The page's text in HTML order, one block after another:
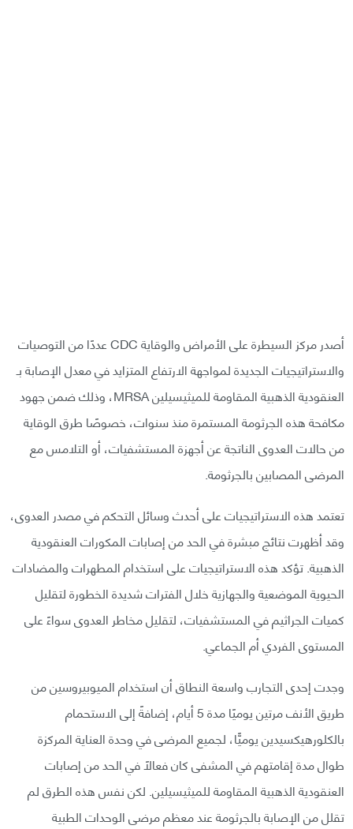
أصدر مركز السيطرة على الأمراض والوقاية CDC عددًا من التوصيات
والاستراتيجيات الجديدة لمواجهة الارتفاع المتزايد في معدل الإصابة بـ
العنقودية الذهبية المقاومة للميثيسيلين MRSA، وذلك ضمن جهود
مكافحة هذه الجرثومة المستمرة منذ سنوات، خصوصًا طرق الوقاية
من حالات العدوى الناتجة عن أجهزة المستشفيات، أو التلامس مع
المرضى المصابين بالجرثومة.
تعتمد هذه الاستراتيجيات على أحدث وسائل التحكم في مصدر العدوى،
وقد أظهرت نتائج مبشرة في الحد من إصابات المكورات العنقودية
الذهبية. تؤكد هذه الاستراتيجيات على استخدام المطهرات والمضادات
الحيوية الموضعية والجهازية خلال الفترات شديدة الخطورة لتقليل
كميات الجراثيم في المستشفيات، لتقليل مخاطر العدوى سواءً على
المستوى الفردي أم الجماعي.
وجدت إحدى التجارب واسعة النطاق أن استخدام الميوبيروسين من
طريق الأنف مرتين يوميًا مدة 5 أيام، إضافةً إلى الاستحمام
بالكلورهيكسيدين يوميًّا، لجميع المرضى في وحدة العناية المركزة
طوال مدة إقامتهم في المشفى كان فعالاً في الحد من إصابات
العنقودية الذهبية المقاومة للميثيسيلين. لكن نفس هذه الطرق لم
تقلل من الإصابة بالجرثومة عند معظم مرضى الوحدات الطبية